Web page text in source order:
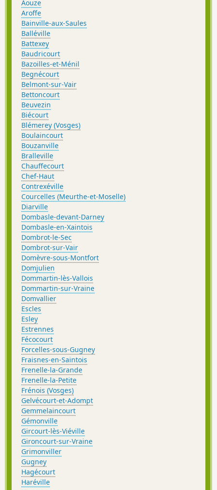
Aouze
Aroffe
Bainville-aux-Saules
Balléville
Battexey
Baudricourt
Bazoilles-et-Ménil
Begnécourt
Belmont-sur-Vair
Bettoncourt
Beuvezin
Biécourt
Blémerey (Vosges)
Boulaincourt
Bouzanville
Bralleville
Chauffecourt
Chef-Haut
Contrexéville
Courcelles (Meurthe-et-Moselle)
Diarville
Dombasle-devant-Darney
Dombasle-en-Xaintois
Dombrot-le-Sec
Dombrot-sur-Vair
Domèvre-sous-Montfort
Domjulien
Dommartin-lès-Vallois
Dommartin-sur-Vraine
Domvallier
Escles
Esley
Estrennes
Fécocourt
Forcelles-sous-Gugney
Fraisnes-en-Saintois
Frenelle-la-Grande
Frenelle-la-Petite
Frénois (Vosges)
Gelvécourt-et-Adompt
Gemmelaincourt
Gémonville
Gircourt-lès-Viéville
Gironcourt-sur-Vraine
Grimonviller
Gugney
Hagécourt
Haréville